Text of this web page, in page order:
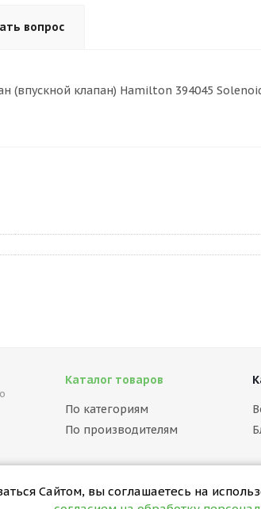
Сайтом, вы соглашаетесь на
вопрос
(впускной клапан) Hamilton 394045
Каталог товаров
По категориям
По производителям